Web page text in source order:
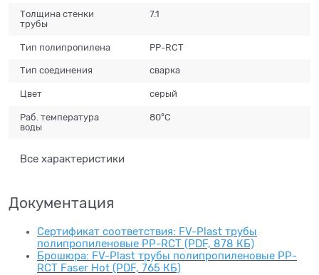
Толщина стенки
трубы
7.1
Тип полипропилена PP-RCT
Тип соединения сварка
Цвет серый
Раб. температура
воды
80°C
Все характеристики
Документация
Сертификат соответствия: FV-Plast трубы
полипропиленовые PP-RCT (PDF, 878 КБ)
Брошюра: FV-Plast трубы полипропиленовые PP-
RCT Faser Hot (PDF, 765 КБ)